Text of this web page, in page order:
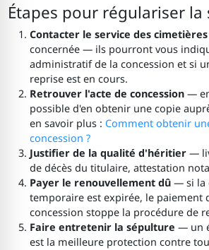
Étapes pour régulariser
Contacter le service des
concernée — ils pourront vous
administratif de la concession et si
reprise est en cours.
Retrouver l'acte de concession— en
possible d'en obtenir une copie
en savoir plus : Comment obtenir
concession ?
Justifier de la qualité d'héritier—
de décès du titulaire, attestation
Payer le renouvellement dû— si la
temporaire est expirée, le paiement
concession stoppe la procédure de
Faire entretenir la sépulture — un
est la meilleure protection contre